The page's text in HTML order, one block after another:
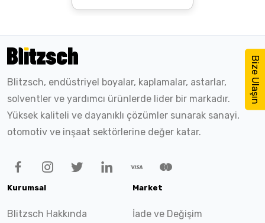
Bize Ulaşın
Blitzsch, endüstriyel boyalar, kaplamalar, astarlar,
solventler ve yardımcı ürünlerde lider bir markadır.
Yüksek kaliteli ve dayanıklı çözümler sunarak sanayi,
otomotiv ve inşaat sektörlerine değer katar.
Kurumsal
Blitzsch Hakkında
Market
İade ve Değişim